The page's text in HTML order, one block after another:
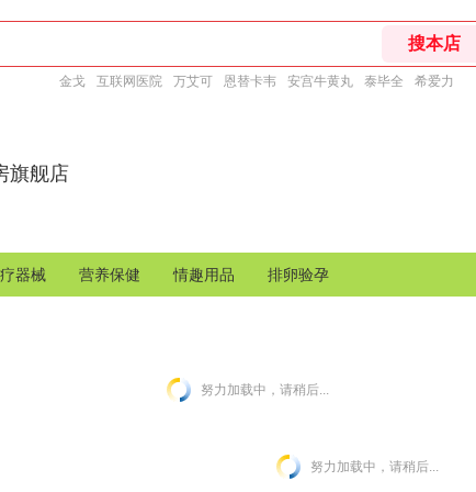
金戈 互联网医院 万艾可 恩替卡韦 安宫牛黄丸 泰毕全 希爱力
旗舰店
器械 营养保健 情趣用品 排卵验孕
努力加载中，请稍后...
努力加载中，请稍后...